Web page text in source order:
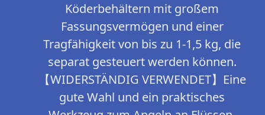
Köderbehältern mit großem
Fassungsvermögen und einer
Tragfähigkeit von bis zu 1-1,5 kg, die
separat gesteuert werden können.
【WIDERSTÄNDIG VERWENDET】Eine
gute Wahl und ein praktisches